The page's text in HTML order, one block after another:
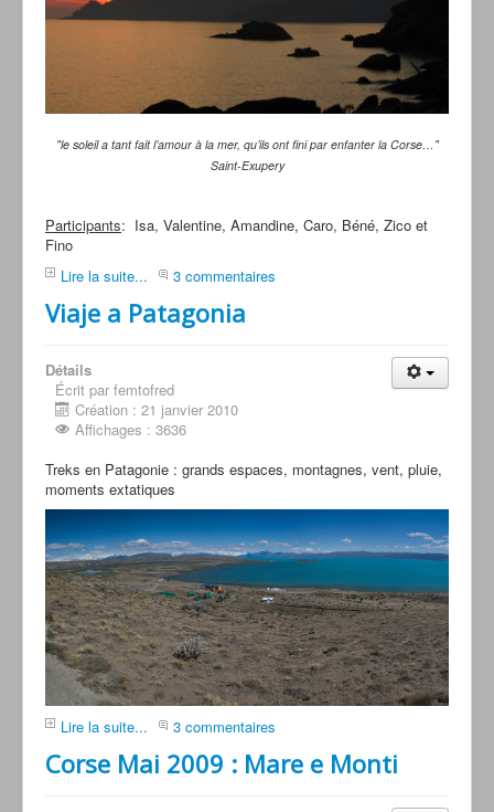
"le soleil a tant fait l’amour à la mer, qu’ils ont fini par enfanter la Corse…"
Saint-Exupery
Participants: Isa, Valentine, Amandine, Caro, Béné, Zico et
Fino
Lire la suite...
3 commentaires
Viaje a Patagonia
Détails
Écrit par femtofred
Création : 21 janvier 2010
Affichages : 3636
Treks en Patagonie : grands espaces, montagnes, vent, pluie,
moments extatiques
Lire la suite... 3 commentaires
Corse Mai 2009 : Mare e Monti